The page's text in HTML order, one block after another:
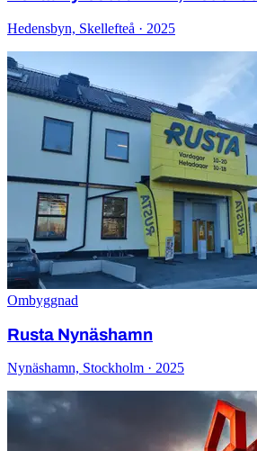
Hedensbyn, Skellefteå · 2025
Ombyggnad
Rusta Nynäshamn
Nynäshamn, Stockholm · 2025